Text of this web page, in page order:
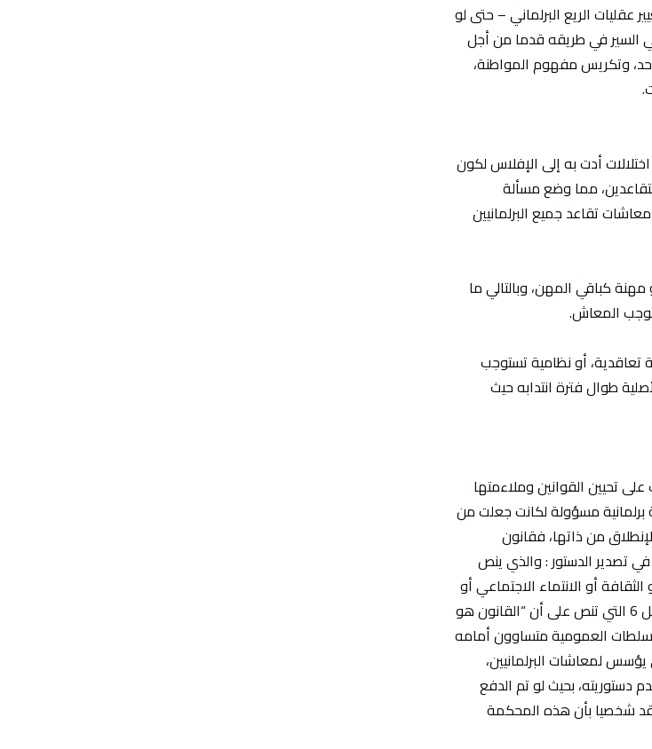
عقليات الريع البرلماني – حتى لو
السير في طريقه قدما من أجل
وتكريس مفهوم المواطنة،
أدت به إلى الإفلاس لكون
مما وضع مسألة
تقاعد جميع البرلمانيين
كباقي المهن، وبالتالي ما
المعاش.
تعاقدية، أو نظامية تستوجب
طوال فترة انتدابه حيث
تحيين القوانين وملاءمتها
نخبة برلمانية مسؤولة لكانت جعلت من
من ذاتها، فقانون
تصدير الدستور : والذي ينص
أو الانتماء الاجتماعي أو
اللغة او الإعاقة أو أي وضع شخصي مهما كان” والفقرة الأولى من الفصل 6 التي تنص على أن “القانون هو
العمومية متساوون أمامه
يؤسس لمعاشات البرلمانيين،
دستوريته، بحيث لو تم الدفع
شخصيا بأن هذه المحكمة